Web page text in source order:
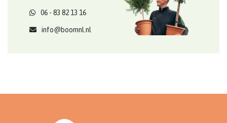
06 - 83 82 13 16
info@boomnl.nl